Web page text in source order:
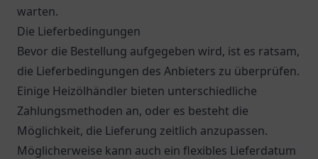
warten.
Die Lieferbedingungen
Bevor die Bestellung aufgegeben wird, ist es ratsam,
die Lieferbedingungen des Anbieters zu überprüfen.
Einige Heizölhändler bieten unterschiedliche
Zahlungsmethoden an, oder es besteht die
Möglichkeit, die Lieferung zeitlich anzupassen.
Möglicherweise kann auch ein flexibles Lieferdatum